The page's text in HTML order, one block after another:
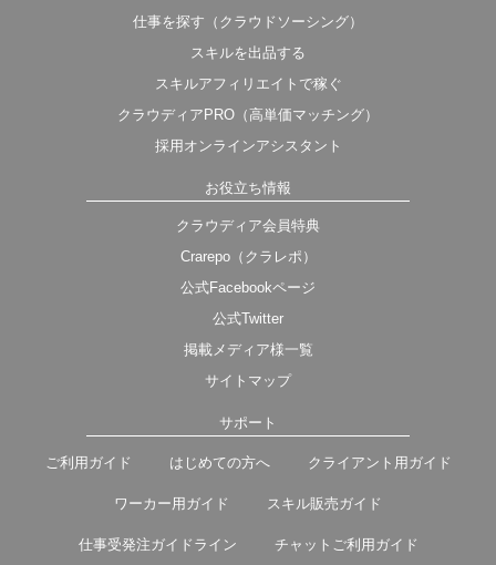
仕事を探す（クラウドソーシング）
スキルを出品する
スキルアフィリエイトで稼ぐ
クラウディアPRO（高単価マッチング）
採用オンラインアシスタント
お役立ち情報
クラウディア会員特典
Crarepo（クラレポ）
公式Facebookページ
公式Twitter
掲載メディア様一覧
サイトマップ
サポート
ご利用ガイド はじめての方へ クライアント用ガイド
ワーカー用ガイド スキル販売ガイド
仕事受発注ガイドライン チャットご利用ガイド